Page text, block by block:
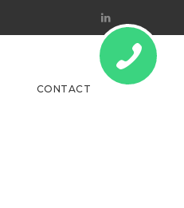
Linkedin
CONTACT